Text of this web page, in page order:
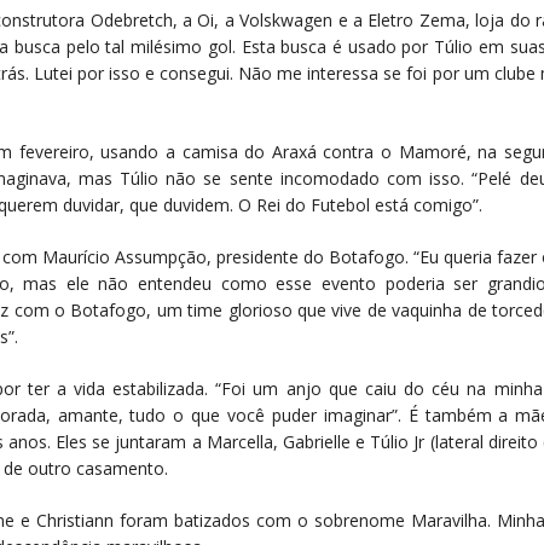
Odebretch, a Oi, a Volskwagen e a Eletro Zema, loja do
busca pelo tal milésimo gol. Esta busca é usado por Túlio em suas
Lutei por isso e consegui. Não me interessa se foi por um clube
fevereiro, usando a camisa do Araxá contra o Mamoré, na
mas Túlio não se sente incomodado com isso. “Pelé
duvidar, que duvidem. O Rei do Futebol está comigo”.
Maurício Assumpção, presidente do Botafogo. “Eu queria
mas ele não entendeu como esse evento poderia ser
com o Botafogo, um time glorioso que vive de vaquinha de
ter a vida estabilizada. “Foi um anjo que caiu do céu na
amante, tudo o que você puder imaginar”. É também a
anos. Eles se juntaram a Marcella, Gabrielle e Túlio Jr (lateral
outro casamento.
e Christiann foram batizados com o sobrenome Maravilha.